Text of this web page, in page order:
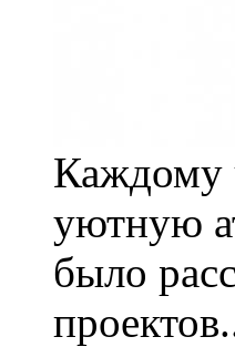
Каждому
уютную
было